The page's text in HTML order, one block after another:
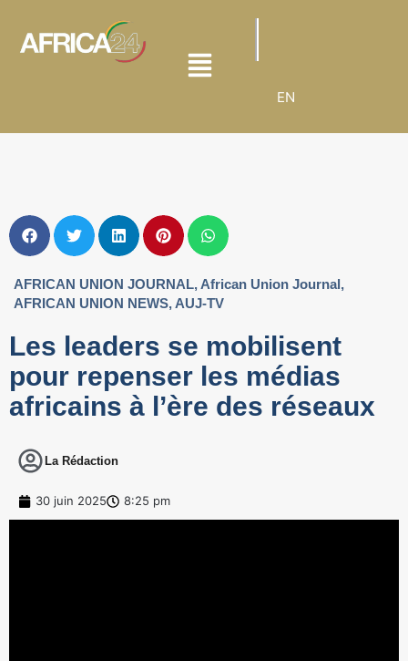
EN
AFRICAN UNION JOURNAL, African Union Journal,
AFRICAN UNION NEWS, AUJ-TV
Les leaders se mobilisent
pour repenser les médias
africains à l’ère des réseaux
La Rédaction
30 juin 2025 8:25 pm